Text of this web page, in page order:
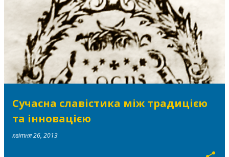
Сучасна славістика між традицією
та інновацією
квітня 26, 2013